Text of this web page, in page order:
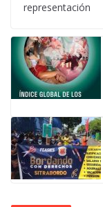
representación